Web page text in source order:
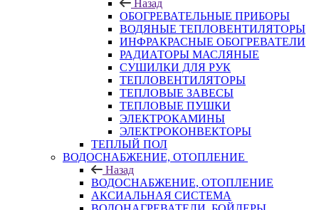
Назад
ОБОГРЕВАТЕЛЬНЫЕ ПРИБОРЫ
ВОДЯНЫЕ ТЕПЛОВЕНТИЛЯТОРЫ
ИНФРАКРАСНЫЕ ОБОГРЕВАТЕЛИ
РАДИАТОРЫ МАСЛЯНЫЕ
СУШИЛКИ ДЛЯ РУК
ТЕПЛОВЕНТИЛЯТОРЫ
ТЕПЛОВЫЕ ЗАВЕСЫ
ТЕПЛОВЫЕ ПУШКИ
ЭЛЕКТРОКАМИНЫ
ЭЛЕКТРОКОНВЕКТОРЫ
ТЕПЛЫЙ ПОЛ
ВОДОСНАБЖЕНИЕ, ОТОПЛЕНИЕ
Назад
ВОДОСНАБЖЕНИЕ, ОТОПЛЕНИЕ
АКСИАЛЬНАЯ СИСТЕМА